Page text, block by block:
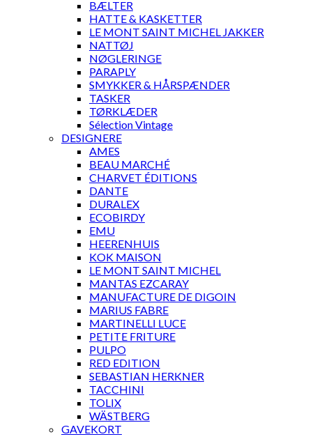
BÆLTER
HATTE & KASKETTER
LE MONT SAINT MICHEL JAKKER
NATTØJ
NØGLERINGE
PARAPLY
SMYKKER & HÅRSPÆNDER
TASKER
TØRKLÆDER
Sélection Vintage
DESIGNERE
AMES
BEAU MARCHÉ
CHARVET ÉDITIONS
DANTE
DURALEX
ECOBIRDY
EMU
HEERENHUIS
KOK MAISON
LE MONT SAINT MICHEL
MANTAS EZCARAY
MANUFACTURE DE DIGOIN
MARIUS FABRE
MARTINELLI LUCE
PETITE FRITURE
PULPO
RED EDITION
SEBASTIAN HERKNER
TACCHINI
TOLIX
WÄSTBERG
GAVEKORT